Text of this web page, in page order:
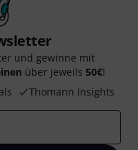
und gewinne mit
über jeweils 50€!
Thomann Insights